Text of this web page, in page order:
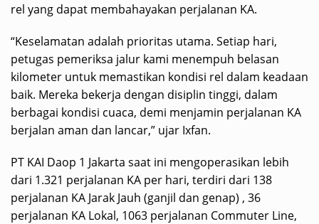
rel yang dapat membahayakan perjalanan KA.
“Keselamatan adalah prioritas utama. Setiap hari,
petugas pemeriksa jalur kami menempuh belasan
kilometer untuk memastikan kondisi rel dalam keadaan
baik. Mereka bekerja dengan disiplin tinggi, dalam
berbagai kondisi cuaca, demi menjamin perjalanan KA
berjalan aman dan lancar,” ujar Ixfan.
PT KAI Daop 1 Jakarta saat ini mengoperasikan lebih
dari 1.321 perjalanan KA per hari, terdiri dari 138
perjalanan KA Jarak Jauh (ganjil dan genap) , 36
perjalanan KA Lokal, 1063 perjalanan Commuter Line,